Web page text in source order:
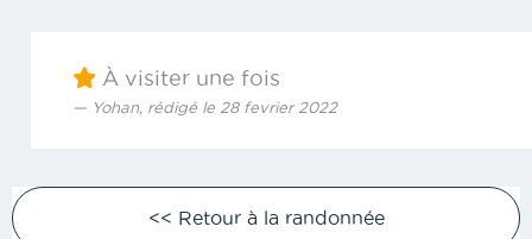
À visiter une fois
Yohan, rédigé le 28 fevrier 2022
<< Retour à la randonnée